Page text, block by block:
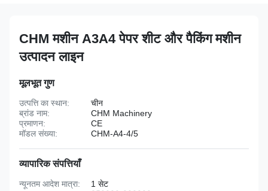
CHM मशीन A3A4 पेपर शीट और पैकिंग मशीन
उत्पादन लाइन
मूलभूत गुण
उत्पत्ति का स्थान:
चीन
ब्रांड नाम:
CHM Machinery
प्रमाणन:
CE
मॉडल संख्या:
CHM-A4-4/5
व्यापारिक संपत्तियाँ
न्यूनतम आदेश मात्रा:
1 सेट